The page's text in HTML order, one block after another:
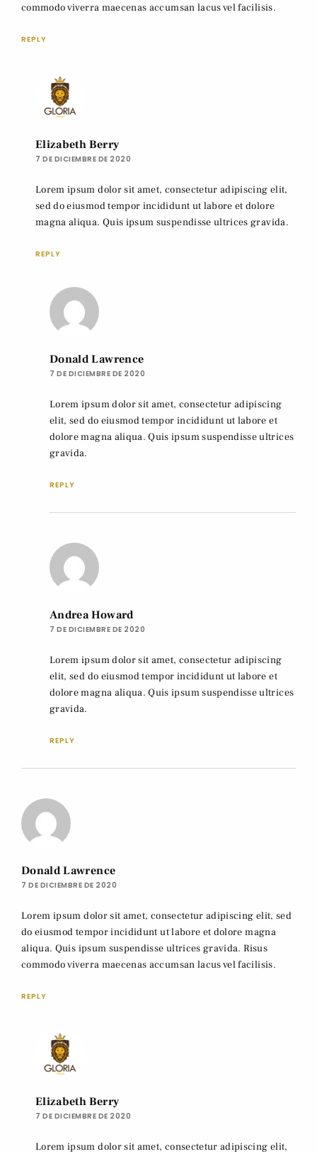
commodo viverra maecenas accumsan lacus vel facilisis.
REPLY
Elizabeth Berry
7 DE DICIEMBRE DE 2020
Lorem ipsum dolor sit amet, consectetur adipiscing elit,
sed do eiusmod tempor incididunt ut labore et dolore
magna aliqua. Quis ipsum suspendisse ultrices gravida.
REPLY
Donald Lawrence
7 DE DICIEMBRE DE 2020
Lorem ipsum dolor sit amet, consectetur adipiscing
elit, sed do eiusmod tempor incididunt ut labore et
dolore magna aliqua. Quis ipsum suspendisse ultrices
gravida.
REPLY
Andrea Howard
7 DE DICIEMBRE DE 2020
Lorem ipsum dolor sit amet, consectetur adipiscing
elit, sed do eiusmod tempor incididunt ut labore et
dolore magna aliqua. Quis ipsum suspendisse ultrices
gravida.
REPLY
Donald Lawrence
7 DE DICIEMBRE DE 2020
Lorem ipsum dolor sit amet, consectetur adipiscing elit, sed
do eiusmod tempor incididunt ut labore et dolore magna
aliqua. Quis ipsum suspendisse ultrices gravida. Risus
commodo viverra maecenas accumsan lacus vel facilisis.
REPLY
Elizabeth Berry
7 DE DICIEMBRE DE 2020
Lorem ipsum dolor sit amet, consectetur adipiscing elit,